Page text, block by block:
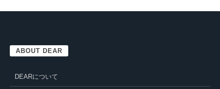
ABOUT DEAR
DEARについて